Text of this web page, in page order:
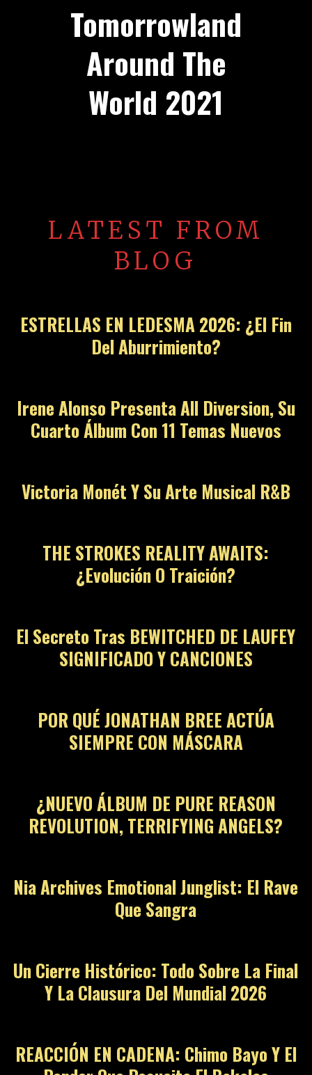
Tomorrowland
Around The
World 2021
LATEST FROM
BLOG
ESTRELLAS EN LEDESMA 2026: ¿El Fin
Del Aburrimiento?
Irene Alonso Presenta All Diversion, Su
Cuarto Álbum Con 11 Temas Nuevos
Victoria Monét Y Su Arte Musical R&B
THE STROKES REALITY AWAITS:
¿Evolución O Traición?
El Secreto Tras BEWITCHED DE LAUFEY
SIGNIFICADO Y CANCIONES
POR QUÉ JONATHAN BREE ACTÚA
SIEMPRE CON MÁSCARA
¿NUEVO ÁLBUM DE PURE REASON
REVOLUTION, TERRIFYING ANGELS?
Nia Archives Emotional Junglist: El Rave
Que Sangra
Un Cierre Histórico: Todo Sobre La Final
Y La Clausura Del Mundial 2026
REACCIÓN EN CADENA: Chimo Bayo Y El